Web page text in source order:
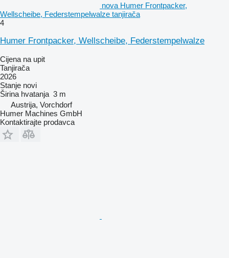
nova Humer Frontpacker,
Wellscheibe, Federstempelwalze tanjirača
4
Humer Frontpacker, Wellscheibe, Federstempelwalze
Cijena na upit
Tanjirača
2026
Stanje novi
Širina hvatanja 3 m
Austrija, Vorchdorf
Humer Machines GmbH
Kontaktirajte prodavca